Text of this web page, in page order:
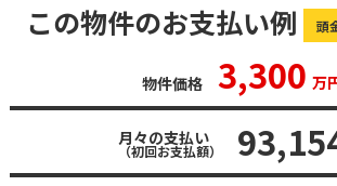
この物件のお支払い例 頭
物件価格 3,300 万
月々の支払い
（初回お支払額）